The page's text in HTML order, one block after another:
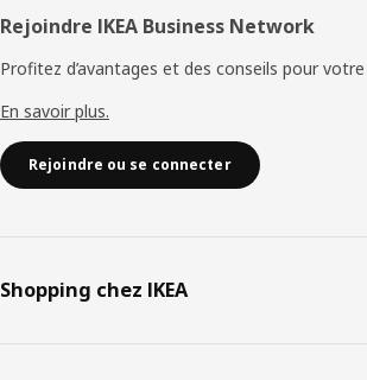
Rejoindre IKEA Business Network
Profitez d’avantages et des conseils pour
En savoir plus.
Rejoindre ou se connecter
Shopping chez IKEA